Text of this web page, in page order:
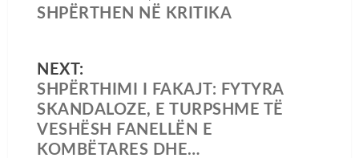
SHPËRTHEN NË KRITIKA
NEXT:
SHPËRTHIMI I FAKAJT: FYTYRA
SKANDALOZE, E TURPSHME TË
VESHËSH FANELLËN E
KOMBËTARES DHE…